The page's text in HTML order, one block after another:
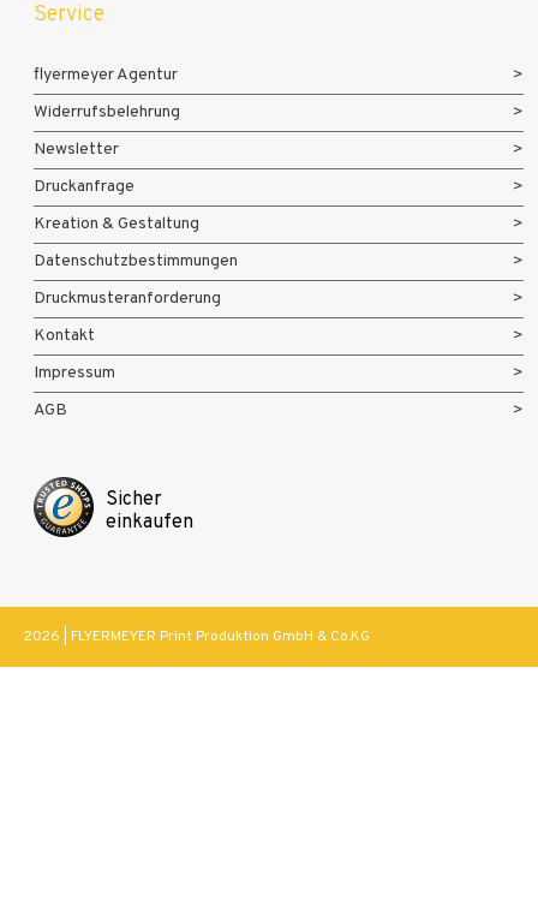
Service
flyermeyer Agentur
Widerrufsbelehrung
Newsletter
Druckanfrage
Kreation & Gestaltung
Datenschutzbestimmungen
Druckmusteranforderung
Kontakt
Impressum
AGB
Sicher
einkaufen
2026 | FLYERMEYER Print Produktion GmbH & Co.KG